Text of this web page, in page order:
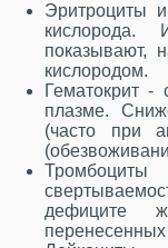
Эритроциты
кислорода.
показывают,
кислородом.
Гематокрит -
плазме.
(часто при
дефиците